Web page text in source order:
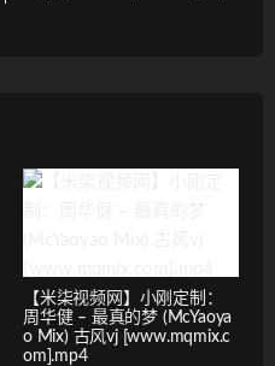
【米柒视频网】小刚定制：
周华健 – 最真的梦 (McYaoya
o Mix) 古风vj [www.mqmix.c
om].mp4